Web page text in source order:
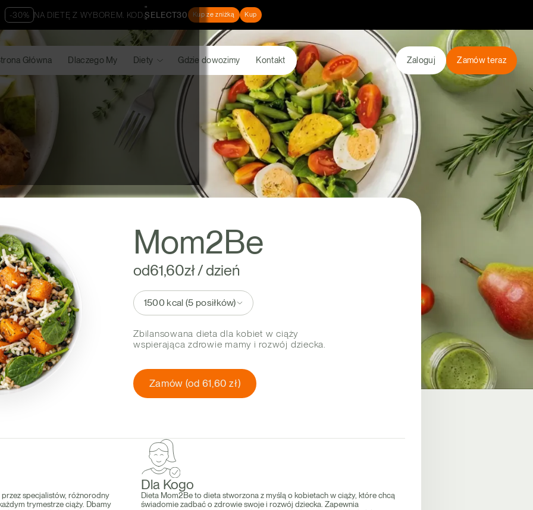
-30% NA DIETĘ Z WYBOREM. KOD:
"
SELECT30
"
Kup ze zniżką Kup
Główna Dlaczego My Diety Gdzie dowozimy Kontakt Zaloguj Zamów teraz
Mom2Be
od61,60zł / dzień
1500 kcal (5 posiłków)
Zbilansowana dieta dla kobiet w ciąży
wspierająca zdrowie mamy i rozwój dziecka.
Zamów (od 61,60 zł)
specjalistów, różnorodny
trymestrze ciąży. Dbamy
Dla Kogo
Dieta Mom2Be to dieta stworzona z myślą o kobietach w ciąży, które chcą
świadomie zadbać o zdrowie swoje i rozwój dziecka. Zapewnia